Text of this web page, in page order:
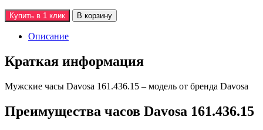
Купить в 1 клик В корзину
Описание
Краткая информация
Мужские часы Davosa 161.436.15 – модель от бренда Davosa
Преимущества часов Davosa 161.436.15